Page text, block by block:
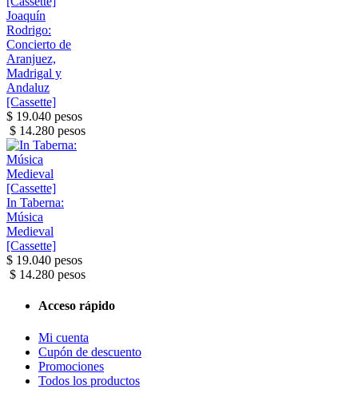
Joaquín
Rodrigo:
Concierto de
Aranjuez,
Madrigal y
Andaluz
[Cassette]
$ 19.040 pesos
$ 14.280 pesos
In Taberna:
Música
Medieval
[Cassette]
$ 19.040 pesos
$ 14.280 pesos
Acceso rápido
Mi cuenta
Cupón de descuento
Promociones
Todos los productos